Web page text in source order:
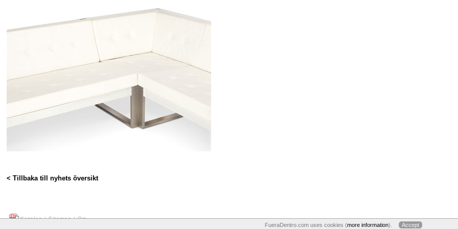
< Tillbaka till nyhets översikt
Katalog |Sitemap |Om
FueraDentro.com uses cookies (more information). Accept